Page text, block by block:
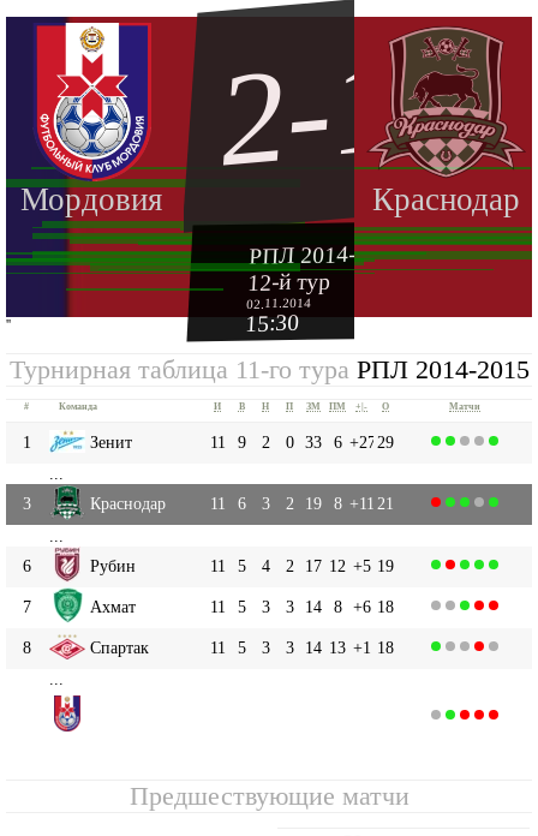
Мордовия Краснодар
2-1
РПЛ 2014-2015
12-й тур
02.11.2014
15:30
''
Турнирная таблица 11-го тура РПЛ 2014-2015
# Команда И В Н П ЗМ ПМ +|- О Матчи
1 Зенит 11 9 2 0 33 6 +27 29
3
Краснодар 11 6 3 2 19 8 +11 21
6
Рубин 11 5 4 2 17 12 +5 19
7 Ахмат 11 5 3 3 14 8 +6 18
8 Спартак 11 5 3 3 14 13 +1 18
Предшествующие матчи